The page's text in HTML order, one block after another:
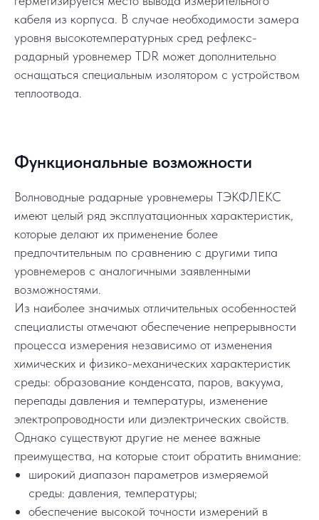
кабеля из корпуса. В случае необходимости замера
уровня высокотемпературных сред рефлекс-
радарный уровнемер TDR может дополнительно
оснащаться специальным изолятором с устройством
теплоотвода.
Функциональные возможности
Волноводные радарные уровнемеры ТЭКФЛЕКС
имеют целый ряд эксплуатационных характеристик,
которые делают их применение более
предпочтительным по сравнению с другими типа
уровнемеров с аналогичными заявленными
возможностями.
Из наиболее значимых отличительных особенностей
специалисты отмечают обеспечение непрерывности
процесса измерения независимо от изменения
химических и физико-механических характеристик
среды: образование конденсата, паров, вакуума,
перепады давления и температуры, изменение
электропроводности или диэлектрических свойств.
Однако существуют другие не менее важные
преимущества, на которые стоит обратить внимание:
широкий диапазон параметров измеряемой
среды: давления, температуры;
обеспечение высокой точности измерений в